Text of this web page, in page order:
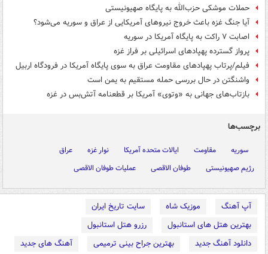
حملات موشکی حزب‌الله به پایگاه صهیونیستی
آیا جنگ غزه باعث خروج نیروهای آمریکایی از عراق و سوریه می‌شود؟
اصابت ۷ راکت به پایگاه آمریکا در سوریه
پرواز گسترده پهپادهای اسرائیلی بر فراز غزه
فیلم/پرتاب پهپادهای مقاومت عراق به سوی پایگاه آمریکا در فرودگاه اربیل
واشنگتن در حال بررسی حمله مستقیم به یمن است
بازتاب‌های جهانی به «وتوی» آمریکا بر قطعنامه آتش‌بس در غزه
برچسب‌ها
سوریه مقاومت ایالات متحده آمریکا نوار غزه
عراق
رژیم صهیونیستی
طوفان الاقصی عملیات طوفان الاقصی
آپ آهنگ موزیک شاه
سایت تاریخ ایران
بهترین هتل های استانبول
رزرو هتل استانبول
دانلود آهنگ جدید
بهترین جراح بینی ترمیمی
آهنگ های جدید